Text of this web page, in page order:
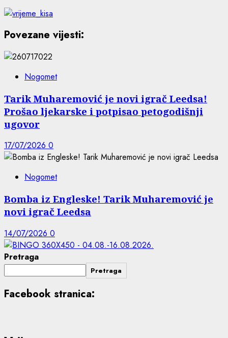
Povezane vijesti:
Nogomet
Tarik Muharemović je novi igrač Leedsa!
Prošao ljekarske i potpisao petogodišnji
ugovor
17/07/2026 0
Nogomet
Bomba iz Engleske! Tarik Muharemović je
novi igrač Leedsa
14/07/2026 0
Pretraga
Pretraga
Facebook stranica: